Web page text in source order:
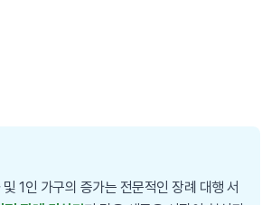
1인 가구의 증가는 전문적인 장례 대행 서